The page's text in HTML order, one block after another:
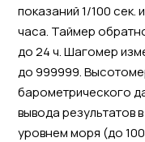
показаний 1/100 сек.
часа. Таймер
до 24 ч. Шагомер
до 999999.
барометрического
вывода результатов
уровнем моря (до